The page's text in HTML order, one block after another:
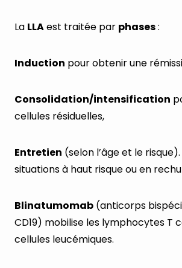
La LLAest traitée par phases:
Induction pour obtenir une
Consolidation/intensification
cellules résiduelles,
Entretien (selon l’âge et le
situations à haut risque ou en
Blinatumomab (anticorps
CD19) mobilise les lymphocytes T
cellules leucémiques.